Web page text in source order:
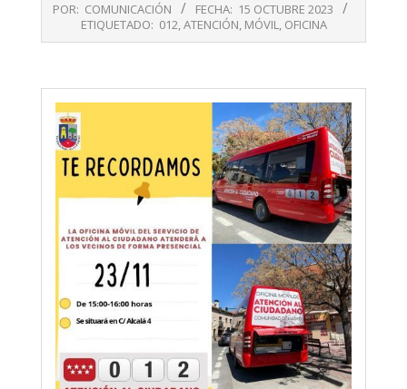
10-
15
POR: COMUNICACIÓN FECHA: 15 OCTUBRE 2023
ETIQUETADO: 012,ATENCIÓN, MÓVIL, OFICINA